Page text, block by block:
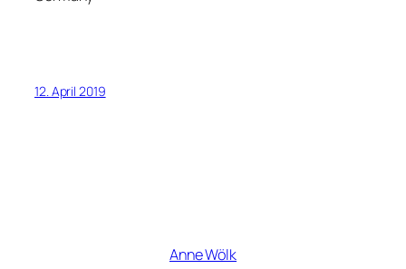
12. April 2019
Anne Wölk